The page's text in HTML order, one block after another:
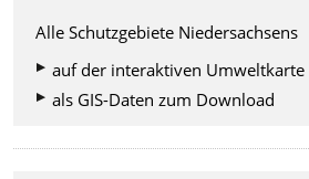
Alle Schutzgebiete Niedersachsens
auf der interaktiven Umweltkarte
als GIS-Daten zum Download